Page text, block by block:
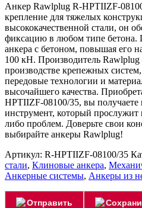
Анкер Rawlplug R-HPTIIZF-
крепление для тяжелых
высококачественной стали, он
фиксацию в любом типе бетона.
анкера с бетоном, повышая его
100 кН. Производитель
производстве крепежных
передовые технологии и
высочайшего качества.
HPTIIZF-08100/35, вы
инструмент, который прослужит
либо проблем. Доверьте свои
выбирайте анкеры Rawlplug!
Артикул: R-HPTIIZF-08100/35
стали, Клиновые анкера,
Анкерные системы, Анкеры из
Отправить